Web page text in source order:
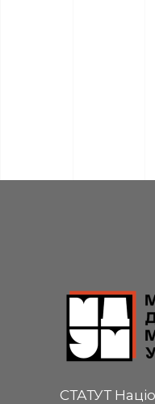
СТАТУТ